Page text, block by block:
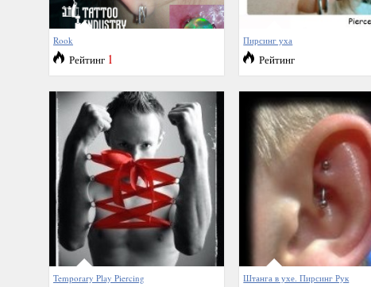
Rook
Рейтинг 1
Пирсинг уха
Рейтинг
Temporary Play Piercing Штанга в ухе. Пирсинг Рук